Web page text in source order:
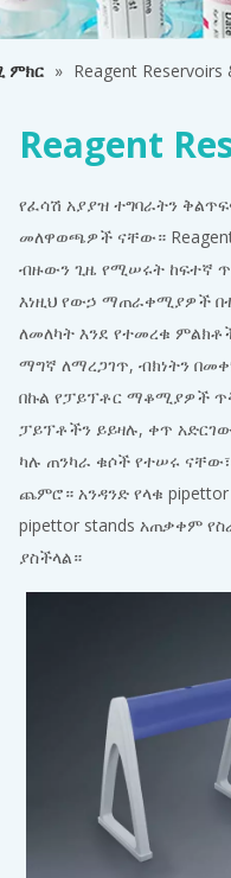
ምክር » Reagent
Reagent
የፈሳሽ አያያዝ ተግባራትን
መለዋወጫዎች ናቸው።
ብዙውን ጊዜ የሚሠሩት ከፍተኛ
እነዚህ የውኃ ማጠራቀሚያዎች
ለመለካት እንደ የተመረቁ
ማግኛ ለማረጋገጥ, ብክነትን
በኩል የፓይፕቶር ማቆሚያዎች
ፓይፕቶችን ይይዛሉ, ቀጥ
ካሉ ጠንካራ ቁሶች የተሠሩ
ጨምሮ። አንዳንድ የላቁ
pipettor stands አጠቃቀም
ያስችላል።